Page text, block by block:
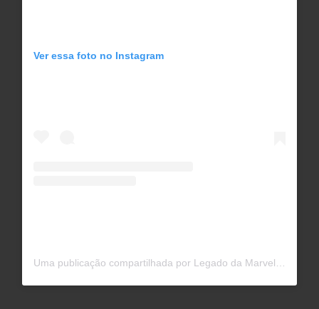
Ver essa foto no Instagram
Uma publicação compartilhada por Legado da Marvel (@legadodamarvel)